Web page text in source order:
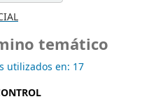
temático
utilizados en: 17